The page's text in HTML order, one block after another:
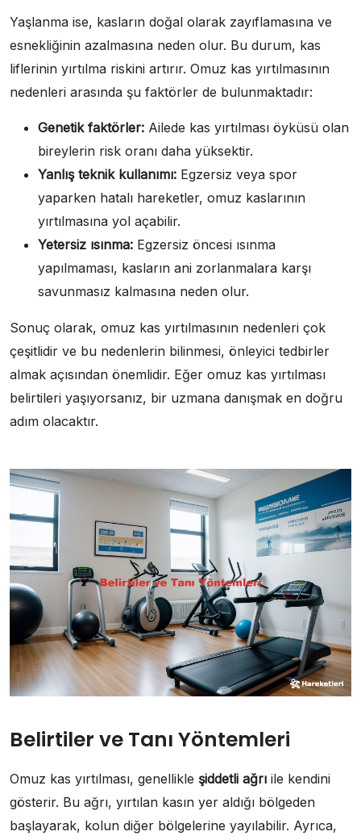
Yaşlanma ise, kasların doğal olarak zayıflamasına ve
esnekliğinin azalmasına neden olur. Bu durum, kas
liflerinin yırtılma riskini artırır. Omuz kas yırtılmasının
nedenleri arasında şu faktörler de bulunmaktadır:
Genetik faktörler: Ailede kas yırtılması öyküsü olan
bireylerin risk oranı daha yüksektir.
Yanlış teknik kullanımı: Egzersiz veya spor
yaparken hatalı hareketler, omuz kaslarının
yırtılmasına yol açabilir.
Yetersiz ısınma: Egzersiz öncesi ısınma
yapılmaması, kasların ani zorlanmalara karşı
savunmasız kalmasına neden olur.
Sonuç olarak, omuz kas yırtılmasının nedenleri çok
çeşitlidir ve bu nedenlerin bilinmesi, önleyici tedbirler
almak açısından önemlidir. Eğer omuz kas yırtılması
belirtileri yaşıyorsanız, bir uzmana danışmak en doğru
adım olacaktır.
Belirtiler ve Tanı Yöntemleri
Omuz kas yırtılması, genellikle şiddetli ağrı ile kendini
gösterir. Bu ağrı, yırtılan kasın yer aldığı bölgeden
başlayarak, kolun diğer bölgelerine yayılabilir. Ayrıca,